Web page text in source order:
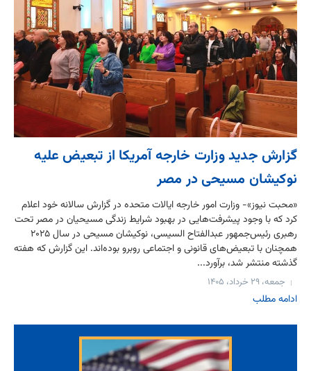
گزارش جدید وزارت خارجه آمریکا از تبعیض علیه
نوکیشان مسیحی در مصر
«محبت نیوز»- وزارت امور خارجه ایالات متحده در گزارش سالانه خود اعلام
کرد که با وجود پیشرفت‌هایی در بهبود شرایط زندگی مسیحیان در مصر تحت
رهبری رئیس‌جمهور عبدالفتاح السیسی، نوکیشان مسیحی در سال ۲۰۲۵
همچنان با تبعیض‌های قانونی و اجتماعی روبرو بوده‌اند. این گزارش که هفته
گذشته منتشر شد، برآورد...
جمعه، ۲۹ خرداد، ۱۴۰۵
ادامه مطلب